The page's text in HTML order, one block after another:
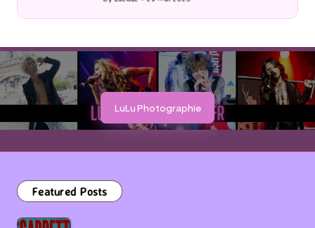
by
LuLu Photographie
Featured Posts